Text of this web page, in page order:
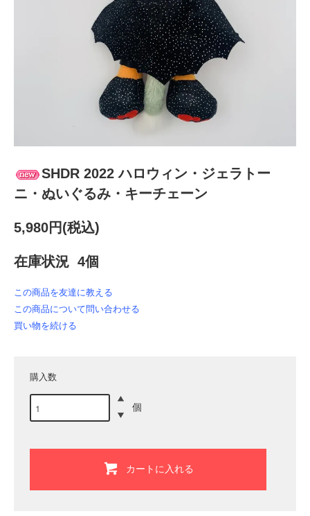
SHDR 2022 ハロウィン・ジェラトー
ニ・ぬいぐるみ・キーチェーン
5,980円(税込)
在庫状況 4個
この商品を友達に教える
この商品について問い合わせる
買い物を続ける
購入数
個
カートに入れる